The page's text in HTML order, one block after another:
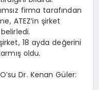
firma tarafından
ATEZ’in şirket
18 ayda değerini
oldu.
Dr. Kenan Güler: